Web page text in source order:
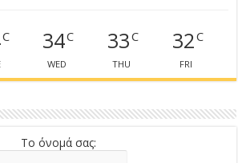
C 34C
WED
33C
THU
32C
FRI
Το όνομά σας: